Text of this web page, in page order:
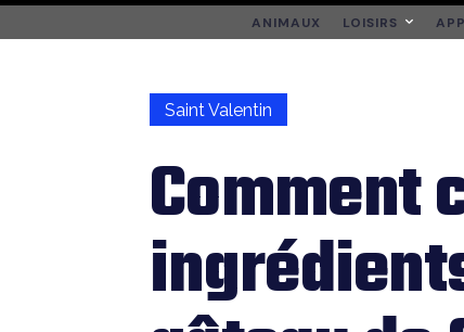
ANIMAUX LOISIRS
Saint Valentin
Comment